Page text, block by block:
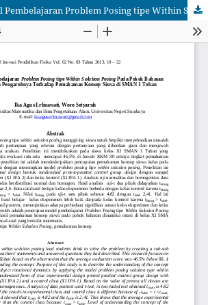
Penerapan Model Pembelajaran Problem Posing tipe Within Solution Posing Pada Pokok Bahasan Dinamika Rotasi dan Pengaruhnya Terhadap Pemahaman Konsep Siswa di SMAN 1 Tuban